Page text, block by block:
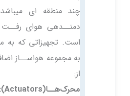
چند منطقه ای
دمنــدهی هوای رفــت
است. تجهیزاتی که به
به مجموعه هواســاز
از:
محرک‌هــا(Actuators):